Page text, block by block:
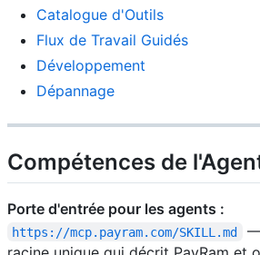
Catalogue d'Outils
Flux de Travail Guidés
Développement
Dépannage
Compétences de
Porte d'entrée pour les agents :
https://mcp.payram.com/SKILL.md
—